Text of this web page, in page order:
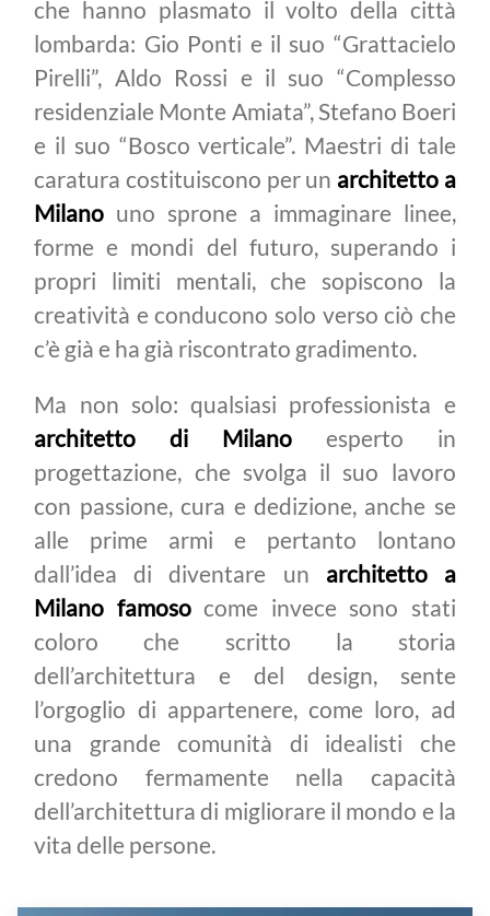
che hanno plasmato il volto della città
lombarda: Gio Ponti e il suo “Grattacielo
Pirelli”, Aldo Rossi e il suo “Complesso
residenziale Monte Amiata”, Stefano Boeri
e il suo “Bosco verticale”. Maestri di tale
caratura costituiscono per un architetto a
Milano uno sprone a immaginare linee,
forme e mondi del futuro, superando i
propri limiti mentali, che sopiscono la
creatività e conducono solo verso ciò che
c’è già e ha già riscontrato gradimento.
Ma non solo: qualsiasi professionista e
architetto di Milano esperto in
progettazione, che svolga il suo lavoro
con passione, cura e dedizione, anche se
alle prime armi e pertanto lontano
dall’idea di diventare un architetto a
Milano famosocome invece sono stati
coloro che scritto la storia
dell’architettura e del design, sente
l’orgoglio di appartenere, come loro, ad
una grande comunità di idealisti che
credono fermamente nella capacità
dell’architettura di migliorare il mondo e la
vita delle persone.